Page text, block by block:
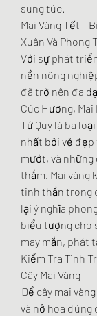
sung túc.
Mai Vàng Tết –
Xuân Và Phong
Với sự phát
nền nông
đã trở nên đa
Cúc Hương, Mai
Tứ Quý là ba
nhất bởi vẻ đẹp
mướt, và những
thắm. Mai vàng
tinh thần trong
lại ý nghĩa
biểu tượng cho
may mắn, phát
Kiểm Tra Tình
Cây Mai Vàng
Để cây mai
và nở hoa đúng